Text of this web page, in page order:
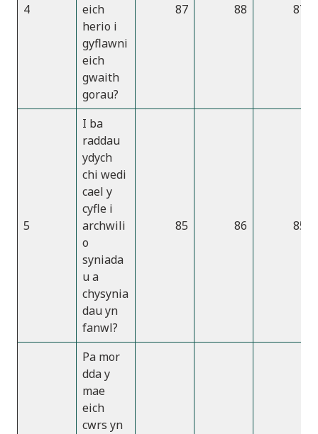
4
eich
herio i
gyflawni
eich
gwaith
gorau?
87 88 87
5
I ba
raddau
ydych
chi wedi
cael y
cyfle i
archwili
o
syniada
u a
chysynia
dau yn
fanwl?
85 86 85
Pa mor
dda y
mae
eich
cwrs yn